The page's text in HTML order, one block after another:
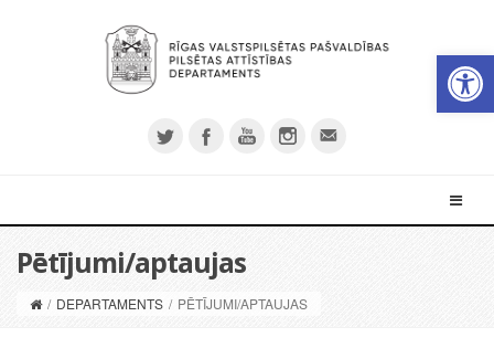
Pētījumi/aptaujas
/ DEPARTAMENTS / PĒTĪJUMI/APTAUJAS